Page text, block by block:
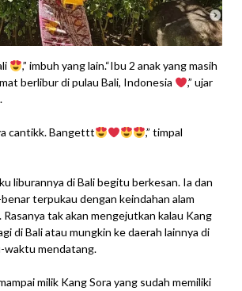
,” imbuh yang lain.“Ibu 2 anak yang masih
berlibur di pulau Bali, Indonesia
,” ujar
cantikk. Bangettt
,” timpal
liburannya di Bali begitu berkesan. Ia dan
terpukau dengan keindahan alam
Rasanya tak akan mengejutkan kalau Kang
di Bali atau mungkin ke daerah lainnya di
waktu mendatang.
milik Kang Sora yang sudah memiliki